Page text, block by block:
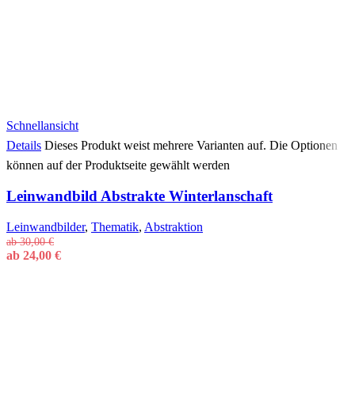
Schnellansicht
Details Dieses Produkt weist mehrere Varianten auf. Die Optionen
können auf der Produktseite gewählt werden
Leinwandbild Abstrakte Winterlanschaft
Leinwandbilder, Thematik, Abstraktion
ab30,00€
ab 24,00 €